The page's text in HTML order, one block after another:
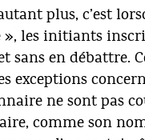
plus, c’est
les initiants
sans en débattre.
exceptions
ne sont pas
comme son